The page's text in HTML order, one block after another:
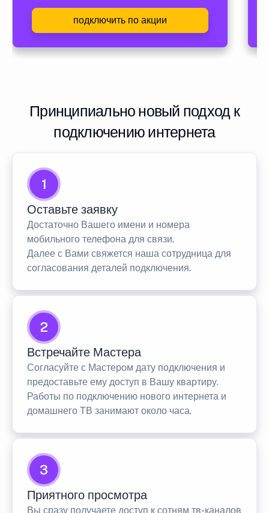
подключить по акции
Принципиально новый подход к
подключению интернета
1
Оставьте заявку
Достаточно Вашего имени и номера
мобильного телефона для связи.
Далее с Вами свяжется наша сотрудница для
согласования деталей подключения.
2
Встречайте Мастера
Согласуйте с Мастером дату подключения и
предоставьте ему доступ в Вашу квартиру.
Работы по подключению нового интернета и
домашнего ТВ занимают около часа.
3
Приятного просмотра
Вы сразу получаете доступ к сотням тв-каналов